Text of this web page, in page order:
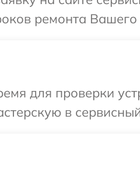
ремонта Вашего
для проверки
в